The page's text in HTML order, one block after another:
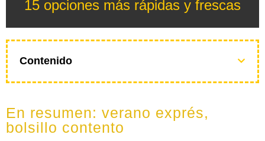
15 opciones más rápidas y frescas
Contenido
En resumen: verano exprés,
bolsillo contento